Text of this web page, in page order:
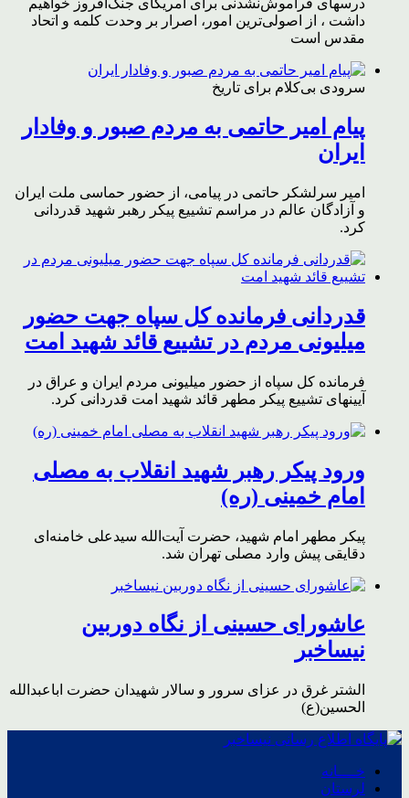
درسهای فراموش‌نشدنی برای آمریکای جنگ‌افروز خواهیم
داشت ، از اصولی‌ترین امور، اصرار بر وحدت کلمه و اتحاد
مقدس است
سرودی بی‌کلام برای تاریخ
پیام امیر حاتمی به مردم صبور و وفادار
ایران
امیر سرلشکر حاتمی در پیامی، از حضور حماسی ملت ایران
و آزادگان عالم در مراسم تشییع پیکر رهبر شهید قدردانی
کرد.
قدردانی فرمانده کل سپاه جهت حضور
میلیونی مردم در تشییع قائد شهید امت
فرمانده کل سپاه از حضور میلیونی مردم ایران و عراق در
آیینهای تشییع پیکر مطهر قائد شهید امت قدردانی کرد.
ورود پیکر رهبر شهید انقلاب به مصلی
امام خمینی (ره)
پیکر مطهر امام شهید،‌ حضرت آیت‌الله سیدعلی خامنه‌ای
دقایقی پیش وارد مصلی تهران شد.
عاشورای حسینی از نگاه دوربین
نیساخبر
الشتر غرق در عزای سرور و سالار شهیدان حضرت اباعبدالله
الحسین(ع)
خــــانه
لرستان